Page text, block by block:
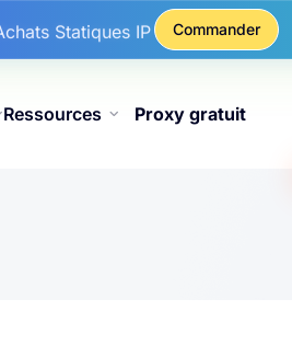
Les Recharges
Statiques IP
Commander
Ressources Proxy gratuit